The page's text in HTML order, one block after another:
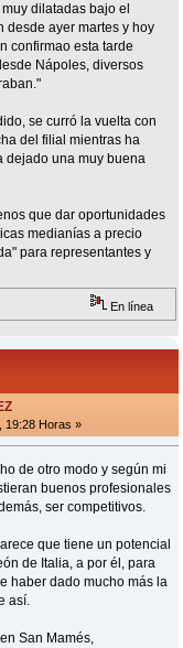
dilatadas bajo el
desde ayer martes y hoy
confirmao esta tarde
Nápoles, diversos
se curró la vuelta con
del filial mientras ha
dejado una muy buena
que dar oportunidades
medianías a precio
para representantes y
En línea
19:28 Horas »
de otro modo y según mi
buenos profesionales
ser competitivos.
que tiene un potencial
de Italia, a por él, para
haber dado mucho más la
así.
San Mamés,